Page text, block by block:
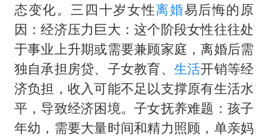
台当局重金为“台独”织“皇帝新衣”
几元成本的AI广告导致千万市值蒸发
老挝国会主席赛宋蓬逝世
夏日经济乘“热”而上 消费市场向“新”而行
乐享全民健身 共筑健康中国
态变化。三四十岁女性离婚易后悔的原
因：经济压力巨大：这个阶段女性往往处
于事业上升期或需要兼顾家庭，离婚后需
独自承担房贷、子女教育、 生活开销等经
济负担，收入可能不足以支撑原有生活水
平，导致经济困境。子女抚养难题：孩子
年幼，需要大量时间和精力照顾，单亲妈